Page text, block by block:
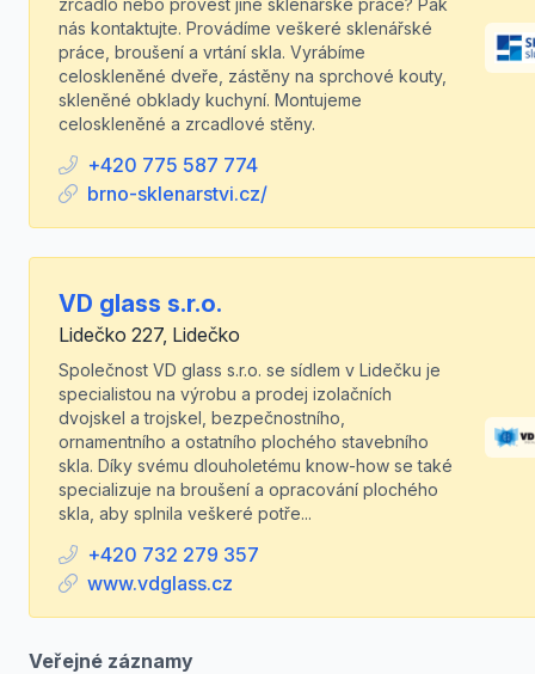
zrcadlo nebo provést jiné sklenářské práce? Pak
nás kontaktujte. Provádíme veškeré sklenářské
práce, broušení a vrtání skla. Vyrábíme
celoskleněné dveře, zástěny na sprchové kouty,
skleněné obklady kuchyní. Montujeme
celoskleněné a zrcadlové stěny.
+420 775 587 774
brno-sklenarstvi.cz/
VD glass s.r.o.
Lidečko 227, Lidečko
Společnost VD glass s.r.o. se sídlem v Lidečku je
specialistou na výrobu a prodej izolačních
dvojskel a trojskel, bezpečnostního,
ornamentního a ostatního plochého stavebního
skla. Díky svému dlouholetému know-how se také
specializuje na broušení a opracování plochého
skla, aby splnila veškeré potře...
+420 732 279 357
www.vdglass.cz
Veřejné záznamy